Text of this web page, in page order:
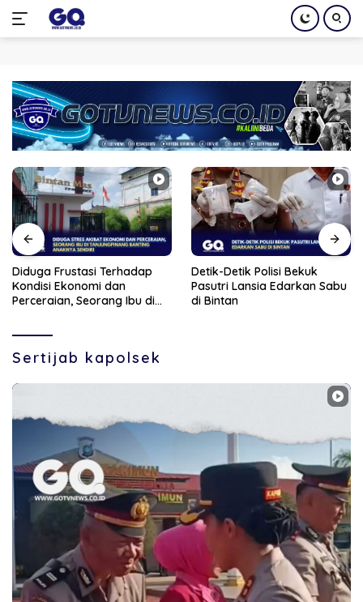
konten
Diduga Frustasi Terhadap
Kondisi Ekonomi dan
Perceraian, Seorang Ibu di
Detik-Detik Polisi Bekuk
Pasutri Lansia Edarkan Sabu
di Bintan
Sertijab kapolsek